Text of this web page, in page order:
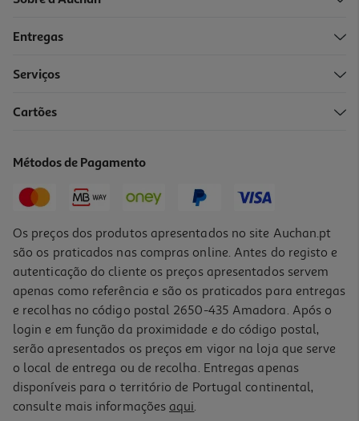
-20%
Price reduced from
16,74 €to
Promoção
Espuma Limpeza Neostrata Skin Active Exfoliante 125ml
Entregas
Serviços
Cartões
Métodos de Pagamento
Os preços dos produtos apresentados no site Auchan.pt
são os praticados nas compras online. Antes do registo e
autenticação do cliente os preços apresentados servem
apenas como referência e são os praticados para entregas
e recolhas no código postal 2650-435 Amadora. Após o
login e em função da proximidade e do código postal,
serão apresentados os preços em vigor na loja que serve
o local de entrega ou de recolha. Entregas apenas
disponíveis para o território de Portugal continental,
consulte mais informações aqui.